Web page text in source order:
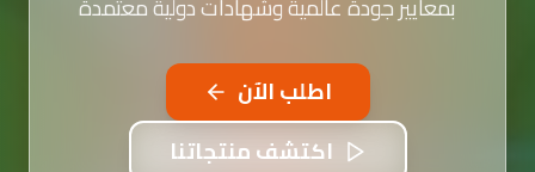
اطلب الآن
اكتشف منتجاتنا